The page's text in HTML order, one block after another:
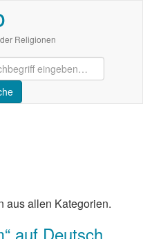
Religionen
aus allen Kategorien.
auf Deutsch